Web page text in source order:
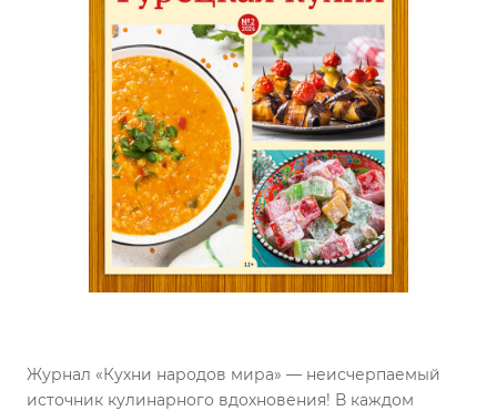
Журнал «Кухни народов мира» — неисчерпаемый
источник кулинарного вдохновения! В каждом